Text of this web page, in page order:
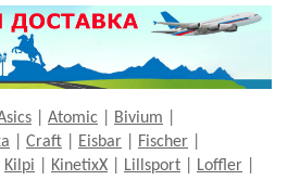
Atomic Bivium
Craft Eisbar Fischer
Kilpi KinetixX Lillsport Loffler